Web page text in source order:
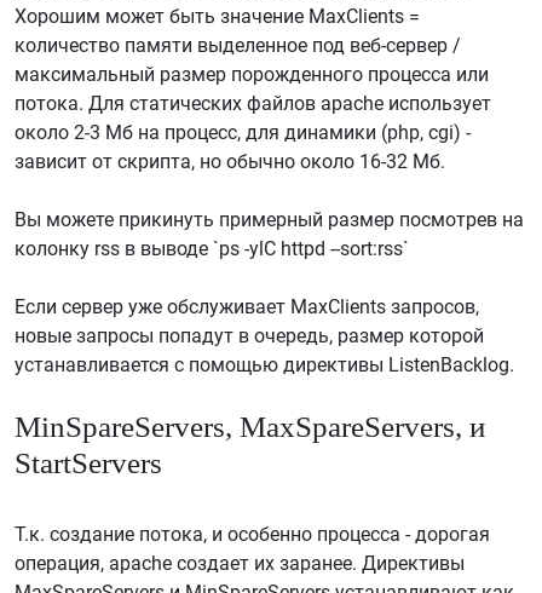
Хорошим может быть значение MaxClients =
количество памяти выделенное под веб-сервер /
максимальный размер порожденного процесса или
потока. Для статических файлов apache использует
около 2-3 Мб на процесс, для динамики (php, cgi) -
зависит от скрипта, но обычно около 16-32 Мб.
Вы можете прикинуть примерный размер посмотрев на
колонку rss в выводе `ps -ylC httpd --sort:rss`
Если сервер уже обслуживает MaxClients запросов,
новые запросы попадут в очередь, размер которой
устанавливается с помощью директивы ListenBacklog.
MinSpareServers, MaxSpareServers, и
StartServers
Т.к. создание потока, и особенно процесса - дорогая
операция, apache создает их заранее. Директивы